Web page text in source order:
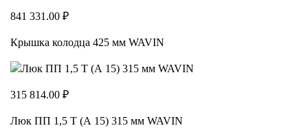
841 331.00 ₽
Крышка колодца 425 мм WAVIN
315 814.00 ₽
Люк ПП 1,5 Т (А 15) 315 мм WAVIN